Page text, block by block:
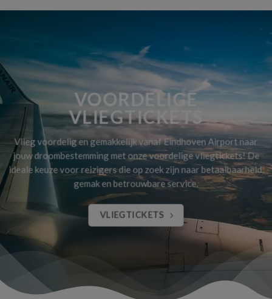
VOORDELIGE
VLIEGTICKETS
Vlieg voordelig en gemakkelijk vanaf Eindhoven Airport naar
jouw droombestemming met onze voordelige vliegtickets! De
ideale keuze voor reizigers die op zoek zijn naar betaalbaarheid,
gemak en betrouwbare service.
VLIEGTICKETS